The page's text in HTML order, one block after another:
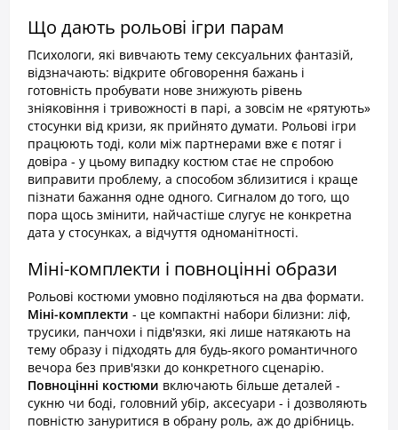
Що дають рольові ігри парам
Психологи, які вивчають тему сексуальних фантазій,
відзначають: відкрите обговорення бажань і
готовність пробувати нове знижують рівень
зніяковіння і тривожності в парі, а зовсім не «рятують»
стосунки від кризи, як прийнято думати. Рольові ігри
працюють тоді, коли між партнерами вже є потяг і
довіра - у цьому випадку костюм стає не спробою
виправити проблему, а способом зблизитися і краще
пізнати бажання одне одного. Сигналом до того, що
пора щось змінити, найчастіше слугує не конкретна
дата у стосунках, а відчуття одноманітності.
Міні-комплекти і повноцінні образи
Рольові костюми умовно поділяються на два формати.
Міні-комплекти - це компактні набори білизни: ліф,
трусики, панчохи і підв'язки, які лише натякають на
тему образу і підходять для будь-якого романтичного
вечора без прив'язки до конкретного сценарію.
Повноцінні костюми включають більше деталей -
сукню чи боді, головний убір, аксесуари - і дозволяють
повністю зануритися в обрану роль, аж до дрібниць.